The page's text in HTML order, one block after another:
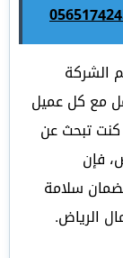
الشركة
مع كل عميل
كنت تبحث عن
فإن
سلامة
الرياض.